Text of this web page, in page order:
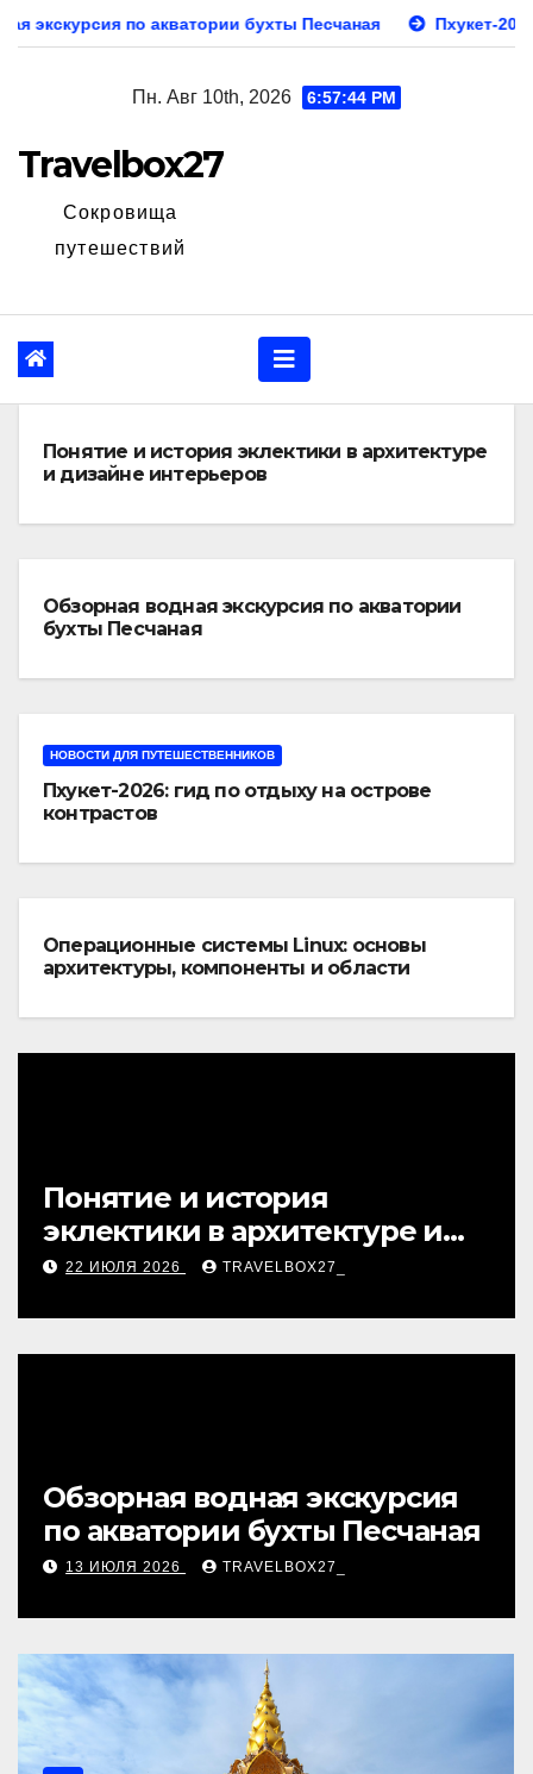
бухты Песчаная Пхукет-2026: гид по отдыху
Пн. Авг 10th, 2026 6:57:46 PM
Travelbox27
Сокровища
путешествий
Понятие и история эклектики в архитектуре
и дизайне интерьеров
Обзорная водная экскурсия по акватории
бухты Песчаная
НОВОСТИ ДЛЯ ПУТЕШЕСТВЕННИКОВ
Пхукет-2026: гид по отдыху на острове
контрастов
Операционные системы Linux: основы
архитектуры, компоненты и области
Понятие и история
эклектики в архитектуре и
дизайне интерьеров
22 ИЮЛЯ 2026 TRAVELBOX27_
Обзорная водная экскурсия
по акватории бухты Песчаная
13 ИЮЛЯ 2026 TRAVELBOX27_